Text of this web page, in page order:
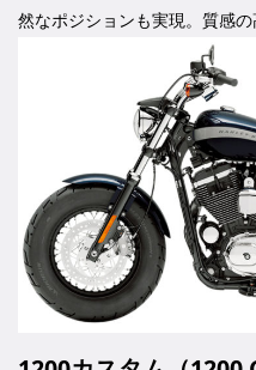
然なポジションも実現。質感